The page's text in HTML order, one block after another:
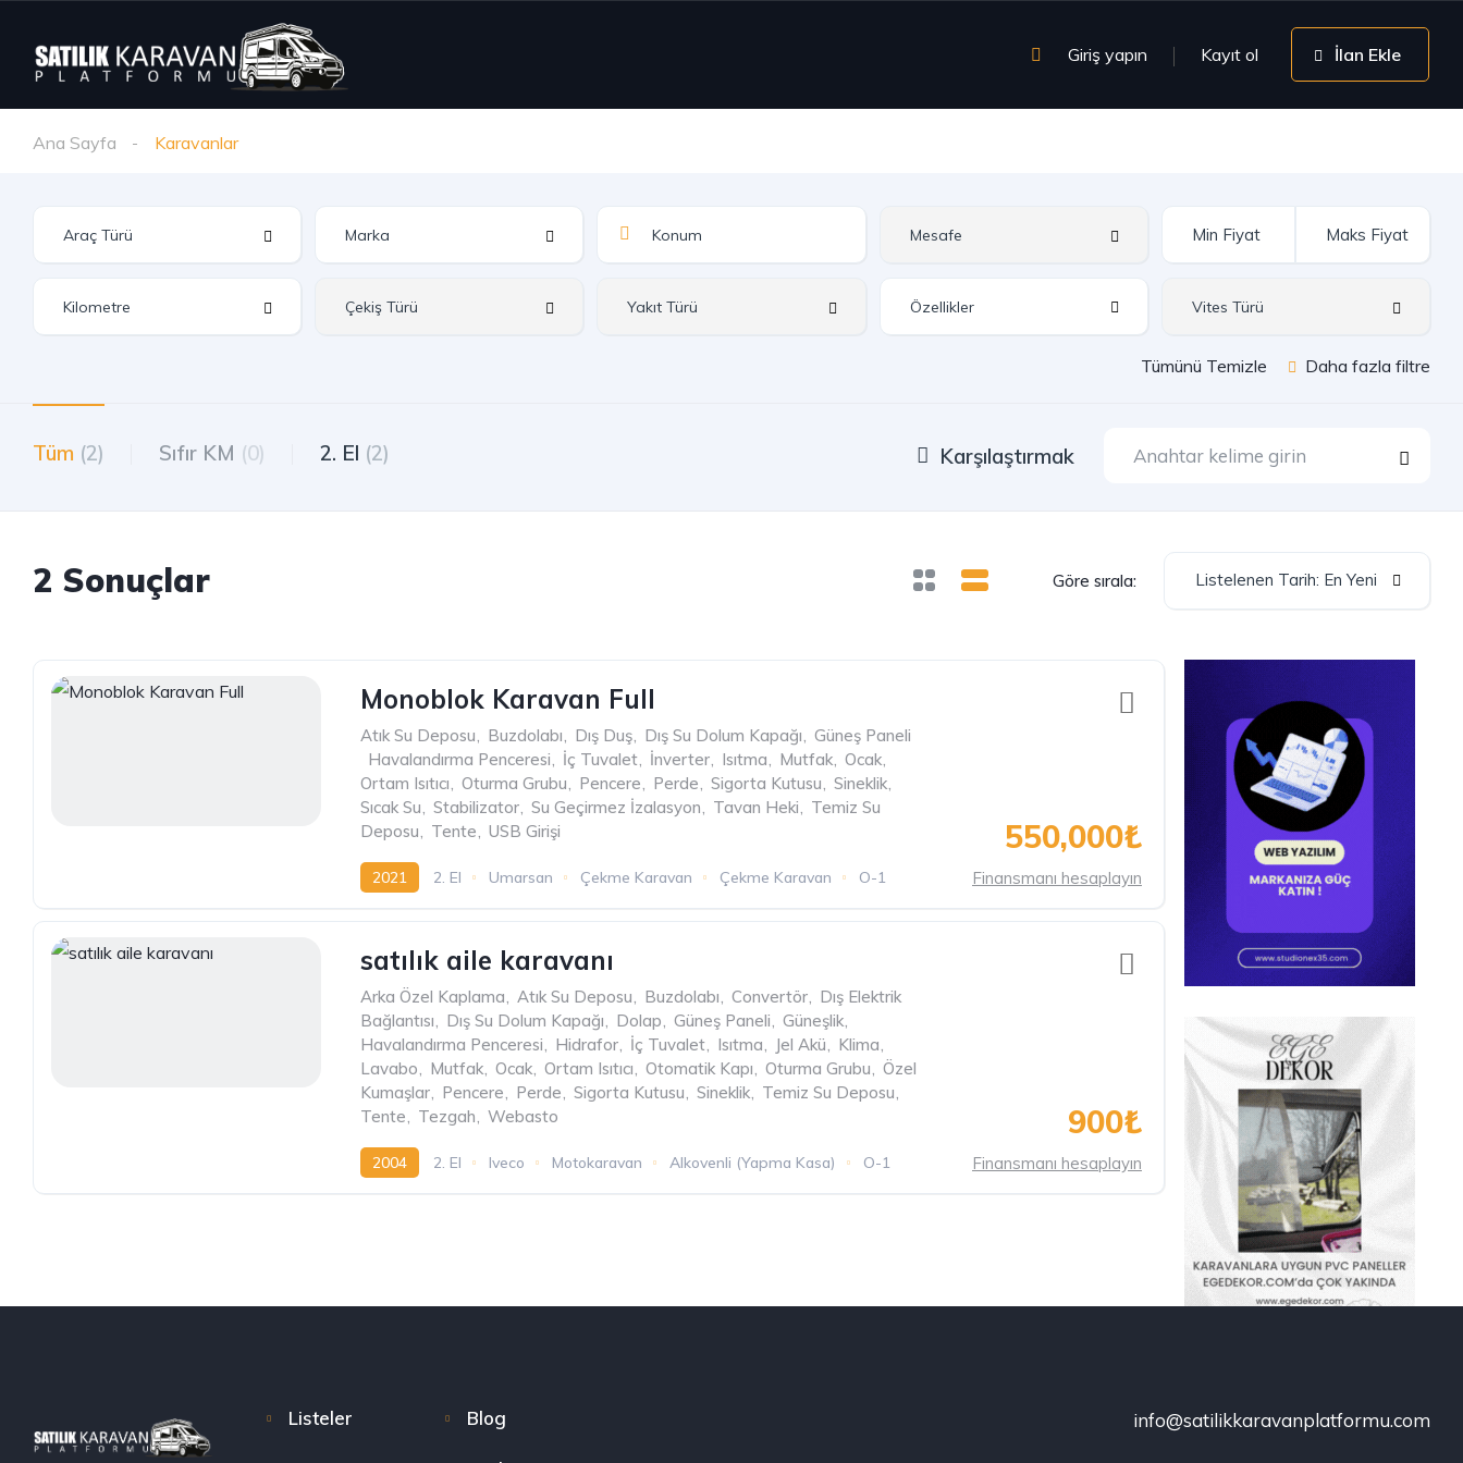
Giriş yapın Kayıt ol İlan Ekle
Ana Sayfa Karavanlar
Özellikler
Tümünü Temizle Daha fazla filtre
Tüm (2) Sıfır KM (0) 2. El (2) Karşılaştırmak
2 Sonuçlar Göre sırala: Listelenen Tarih: En Yeni
Monoblok Karavan Full
Atık Su Deposu, Buzdolabı, Dış Duş, Dış Su Dolum Kapağı, Güneş Paneli
Havalandırma Penceresi, İç Tuvalet, İnverter, Isıtma, Mutfak, Ocak,
Ortam Isıtıcı, Oturma Grubu, Pencere, Perde, Sigorta Kutusu, Sineklik,
Sıcak Su, Stabilizator, Su Geçirmez İzalasyon, Tavan Heki, Temiz Su
Deposu, Tente, USB Girişi
2021 2. El Umarsan Çekme Karavan Çekme Karavan O-1
550,000₺
Finansmanı hesaplayın
satılık aile karavanı
Arka Özel Kaplama, Atık Su Deposu, Buzdolabı, Convertör, Dış Elektrik
Bağlantısı, Dış Su Dolum Kapağı, Dolap, Güneş Paneli, Güneşlik,
Havalandırma Penceresi, Hidrafor, İç Tuvalet, Isıtma, Jel Akü, Klima,
Lavabo, Mutfak, Ocak, Ortam Isıtıcı, Otomatik Kapı, Oturma Grubu, Özel
Kumaşlar, Pencere, Perde, Sigorta Kutusu, Sineklik, Temiz Su Deposu,
Tente, Tezgah, Webasto
2004 2. El Iveco Motokaravan Alkovenli (Yapma Kasa) O-1
900₺
Finansmanı hesaplayın
Listeler Blog info@satilikkaravanplatformu.com